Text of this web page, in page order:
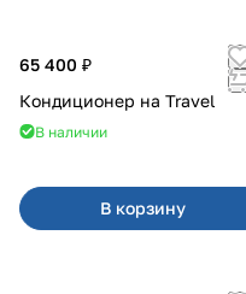
65 400 ₽
Кондиционер на Travel
В наличии
В корзину